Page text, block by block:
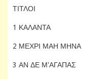
ΤΙΤΛΟΙ
1 ΚΑΛΑΝΤΑ
2 ΜΕΧΡΙ ΜΑΗ ΜΗΝΑ
3 ΑΝ ΔΕ Μ'ΑΓΑΠΑΣ